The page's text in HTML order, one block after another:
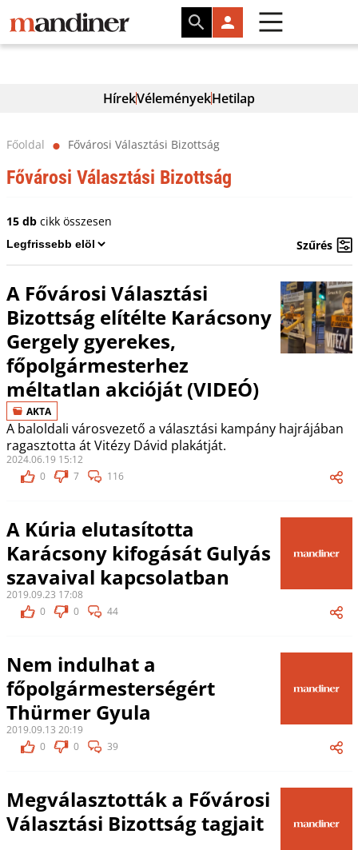
HírekVéleményekHetilap
Főoldal ⬤ Fővárosi Választási Bizottság
Fővárosi Választási Bizottság
15 dbcikk összesen
Szűrés
A Fővárosi Választási
Bizottság elítélte Karácsony
Gergely gyerekes,
főpolgármesterhez
méltatlan akcióját (VIDEÓ)
AKTA
A baloldali városvezető a választási kampány hajrájában
ragasztotta át Vitézy Dávid plakátját.
2024.06.19 15:12
0
7 116
A Kúria elutasította
Karácsony kifogását Gulyás
szavaival kapcsolatban
2019.09.23 17:08
0
0 44
Nem indulhat a
főpolgármesterségért
Thürmer Gyula
2019.09.13 20:19
0
0 39
Megválasztották a Fővárosi
Választási Bizottság tagjait